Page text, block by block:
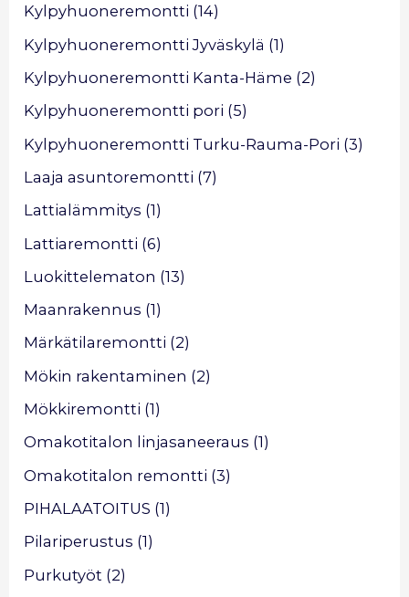
Kylpyhuoneremontti (14)
Kylpyhuoneremontti Jyväskylä (1)
Kylpyhuoneremontti Kanta-Häme (2)
Kylpyhuoneremontti pori (5)
Kylpyhuoneremontti Turku-Rauma-Pori (3)
Laaja asuntoremontti (7)
Lattialämmitys (1)
Lattiaremontti (6)
Luokittelematon (13)
Maanrakennus (1)
Märkätilaremontti (2)
Mökin rakentaminen (2)
Mökkiremontti (1)
Omakotitalon linjasaneeraus (1)
Omakotitalon remontti (3)
PIHALAATOITUS (1)
Pilariperustus (1)
Purkutyöt (2)